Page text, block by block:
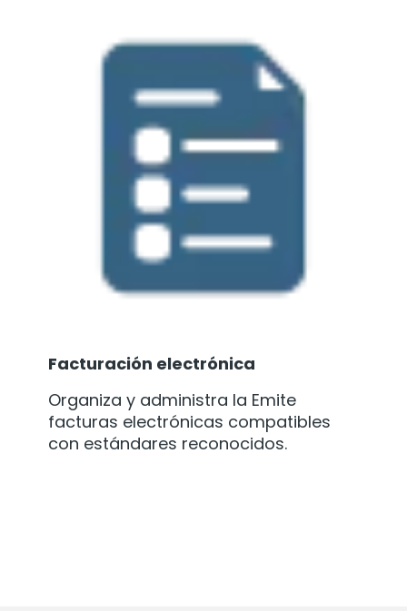
Facturación electrónica
Organiza y administra la Emite
facturas electrónicas compatibles
con estándares reconocidos.